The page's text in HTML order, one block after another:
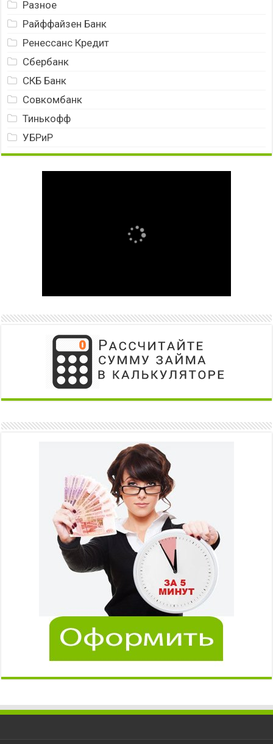
Разное
Райффайзен Банк
Ренессанс Кредит
Сбербанк
СКБ Банк
Совкомбанк
Тинькофф
УБРиР